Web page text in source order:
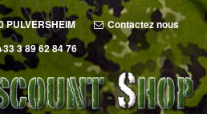
PULVERSHEIM
Contactez nous
3 89 62 84 76